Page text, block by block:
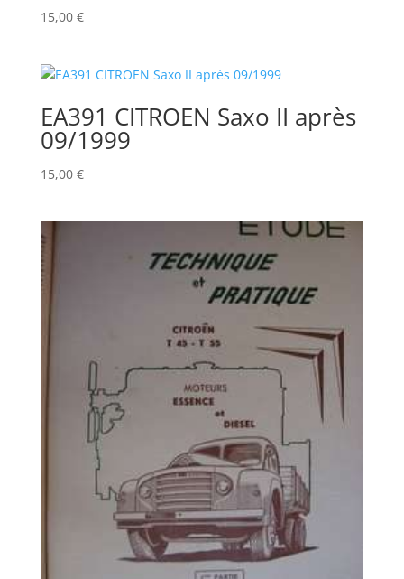
15,00 €
EA391 CITROEN Saxo II après
09/1999
15,00 €